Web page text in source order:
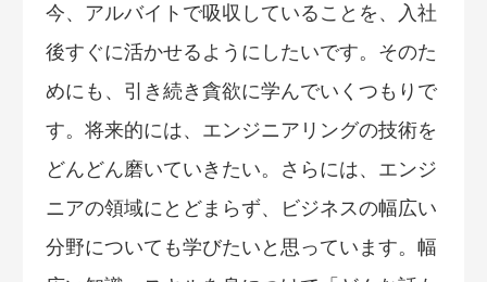
今、アルバイトで吸収していることを、入社
後すぐに活かせるようにしたいです。そのた
めにも、引き続き貪欲に学んでいくつもりで
す。将来的には、エンジニアリングの技術を
どんどん磨いていきたい。さらには、エンジ
ニアの領域にとどまらず、ビジネスの幅広い
分野についても学びたいと思っています。幅